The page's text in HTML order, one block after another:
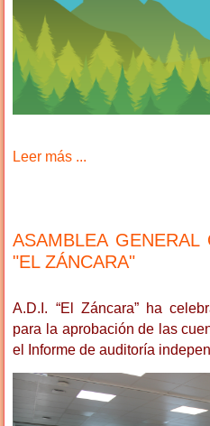
Leer más ...
ASAMBLEA
"EL ZÁNCARA"
A.D.I. “El Záncara” ha
para la aprobación de las
el Informe de auditoría